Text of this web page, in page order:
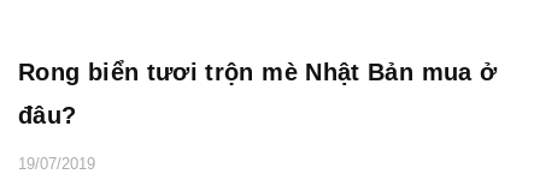
Rong biển tươi trộn mè Nhật Bản mua ở
đâu?
19/07/2019